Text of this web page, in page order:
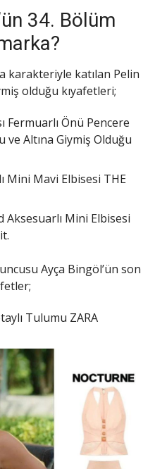
34. Bölüm
karakteriyle katılan Pelin
olduğu kıyafetleri;
Fermuarlı Önü Pencere
ve Altına Giymiş Olduğu
Mini Mavi Elbisesi THE
Aksesuarlı Mini Elbisesi
Ayça Bingöl’ün son
Tulumu ZARA